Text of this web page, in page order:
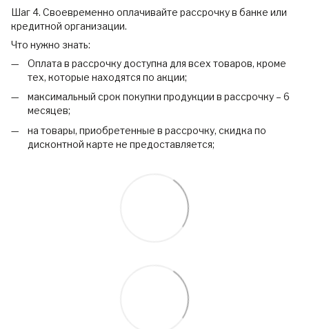
Шаг 4. Своевременно оплачивайте рассрочку в банке или
кредитной организации.
Что нужно знать:
Оплата в рассрочку доступна для всех товаров, кроме
тех, которые находятся по акции;
максимальный срок покупки продукции в рассрочку – 6
месяцев;
на товары, приобретенные в рассрочку, скидка по
дисконтной карте не предоставляется;